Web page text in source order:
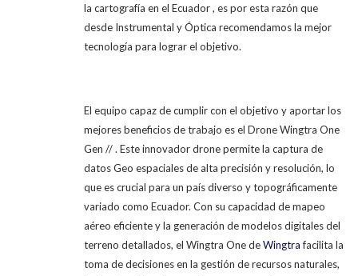
la cartografía en el Ecuador , es por esta razón que
desde Instrumental y Óptica recomendamos la mejor
tecnología para lograr el objetivo.
El equipo capaz de cumplir con el objetivo y aportar los
mejores beneficios de trabajo es el Drone Wingtra One
Gen // . Este innovador drone permite la captura de
datos Geo espaciales de alta precisión y resolución, lo
que es crucial para un país diverso y topográficamente
variado como Ecuador. Con su capacidad de mapeo
aéreo eficiente y la generación de modelos digitales del
terreno detallados, el Wingtra One deWingtrafacilita la
toma de decisiones en la gestión de recursos naturales,